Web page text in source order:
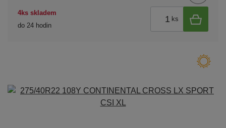
4ks skladem
do 24 hodin
ks